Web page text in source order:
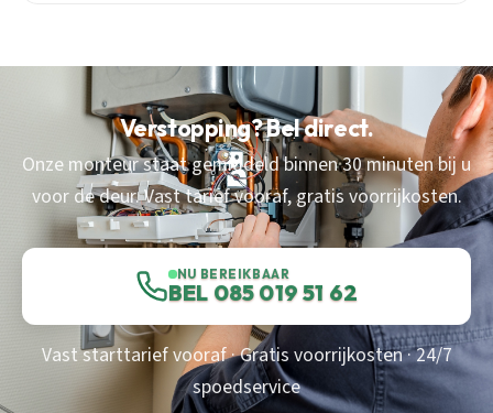
Verstopping? Bel direct.
Onze monteur staat gemiddeld binnen 30 minuten bij u
voor de deur. Vast tarief vooraf, gratis voorrijkosten.
NU BEREIKBAAR
BEL 085 019 51 62
Vast starttarief vooraf · Gratis voorrijkosten · 24/7
spoedservice